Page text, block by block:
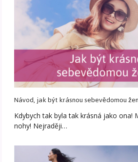
Návod, jak být krásnou sebevědomou
Kdybych tak byla tak krásná jako ona!
nohy! Nejraději…